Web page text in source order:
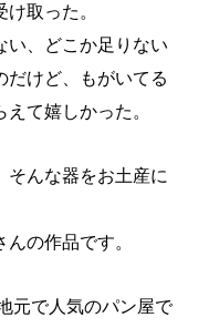
取った。
い、どこか足りない
だけど、もがいてる
て嬉しかった。
そんな器をお土産に
の作品です。
元で人気のパン屋で